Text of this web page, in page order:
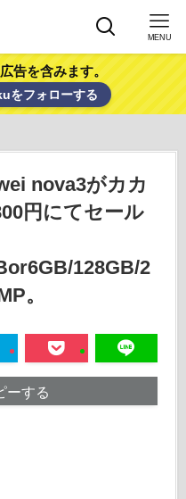
MENU
告を含みます。
をフォローする
nova3がカカ
円にてセール
128GB/2
。
ーする